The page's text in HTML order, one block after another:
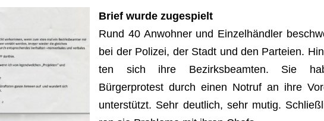
Brief wurde zugespielt
Rund 40 Anwoh­ner und Einzelhändler
bei der Poli­zei, der Stadt und den Par­teien.
ten sich ihre Bezirks­be­am­ten. Sie
Bürgerprotest durch einen Not­ruf an ihre
unterstützt. Sehr deut­lich, sehr mutig.